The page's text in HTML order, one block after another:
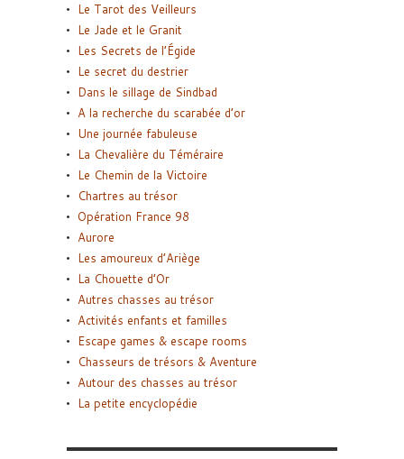
Le Tarot des Veilleurs
Le Jade et le Granit
Les Secrets de l’Égide
Le secret du destrier
Dans le sillage de Sindbad
A la recherche du scarabée d’or
Une journée fabuleuse
La Chevalière du Téméraire
Le Chemin de la Victoire
Chartres au trésor
Opération France 98
Aurore
Les amoureux d’Ariège
La Chouette d’Or
Autres chasses au trésor
Activités enfants et familles
Escape games & escape rooms
Chasseurs de trésors & Aventure
Autour des chasses au trésor
La petite encyclopédie